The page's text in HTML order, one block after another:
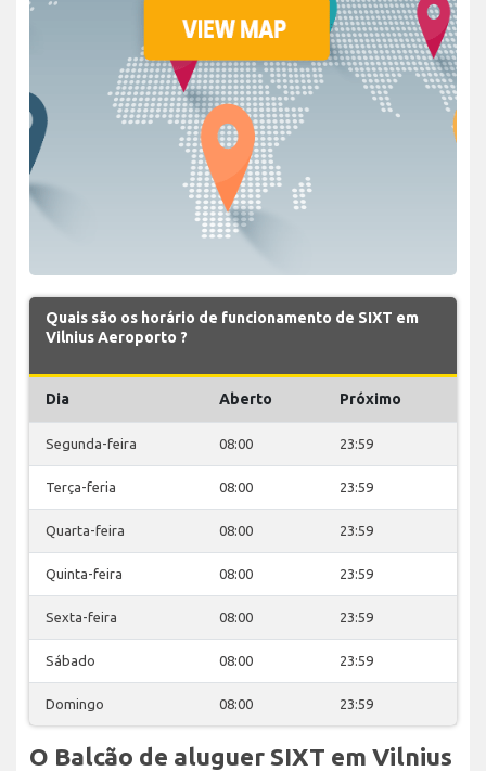
Quais são os horário de funcionamento de SIXT em
Vilnius Aeroporto ?
Dia Aberto Próximo
Segunda-feira 08:00 23:59
Terça-feria 08:00 23:59
Quarta-feira 08:00 23:59
Quinta-feira 08:00 23:59
Sexta-feira 08:00 23:59
Sábado 08:00 23:59
Domingo 08:00 23:59
O Balcão de aluguer SIXT em Vilnius